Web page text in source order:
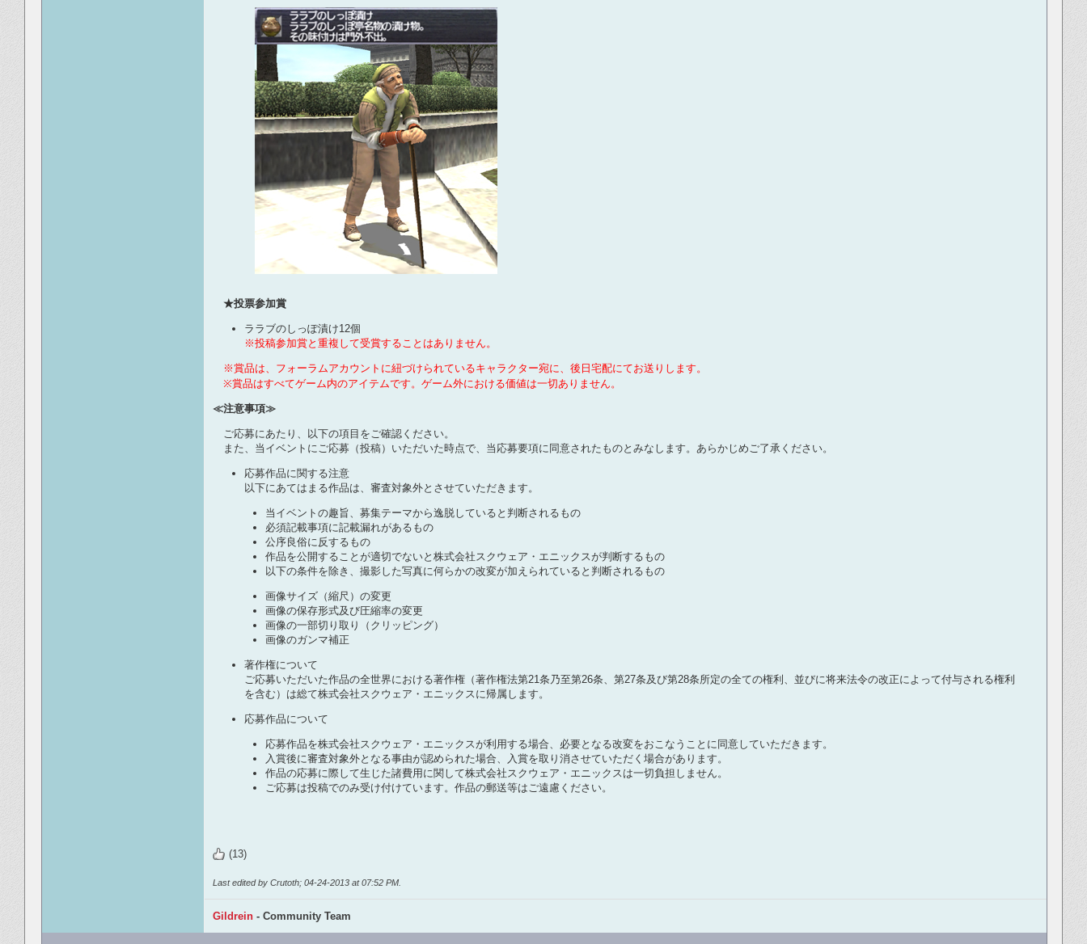
★投票参加賞
ララブのしっぽ漬け12個
※投稿参加賞と重複して受賞することはありません。
※賞品は、フォーラムアカウントに紐づけられているキャラクター宛に、後日宅配にてお送りします。
※賞品はすべてゲーム内のアイテムです。ゲーム外における価値は一切ありません。
≪注意事項≫
ご応募にあたり、以下の項目をご確認ください。
また、当イベントにご応募（投稿）いただいた時点で、当応募要項に同意されたものとみなします。あらかじめご了承ください。
応募作品に関する注意
以下にあてはまる作品は、審査対象外とさせていただきます。
当イベントの趣旨、募集テーマから逸脱していると判断されるもの
必須記載事項に記載漏れがあるもの
公序良俗に反するもの
作品を公開することが適切でないと株式会社スクウェア・エニックスが判断するもの
以下の条件を除き、撮影した写真に何らかの改変が加えられていると判断されるもの
画像サイズ（縮尺）の変更
画像の保存形式及び圧縮率の変更
画像の一部切り取り（クリッピング）
画像のガンマ補正
著作権について
ご応募いただいた作品の全世界における著作権（著作権法第21条乃至第26条、第27条及び第28条所定の全ての権利、並びに将来法令の改正によって付与される権利
を含む）は総て株式会社スクウェア・エニックスに帰属します。
応募作品について
応募作品を株式会社スクウェア・エニックスが利用する場合、必要となる改変をおこなうことに同意していただきます。
入賞後に審査対象外となる事由が認められた場合、入賞を取り消させていただく場合があります。
作品の応募に際して生じた諸費用に関して株式会社スクウェア・エニックスは一切負担しません。
ご応募は投稿でのみ受け付けています。作品の郵送等はご遠慮ください。
(13)
Last edited by Crutoth; 04-24-2013 at07:52 PM
Gildrein - Community Team